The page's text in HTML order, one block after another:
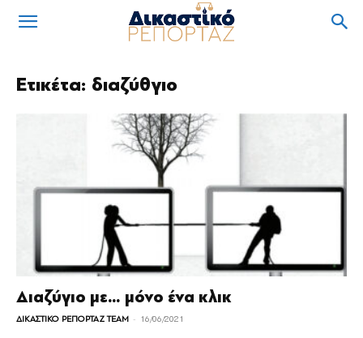
Ετικέτα: διαζύθγιο
Διαζύγιο µε… µόνο ένα κλικ
ΔΙΚΑΣΤΙΚΟ ΡΕΠΟΡΤΑΖ TEAM - 16/06/2021